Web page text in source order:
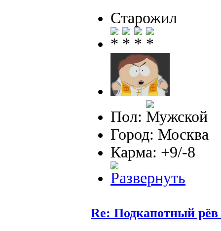
Старожил
Пол:
Город: Москва
Карма: +9/-8
Re: Подкапотный